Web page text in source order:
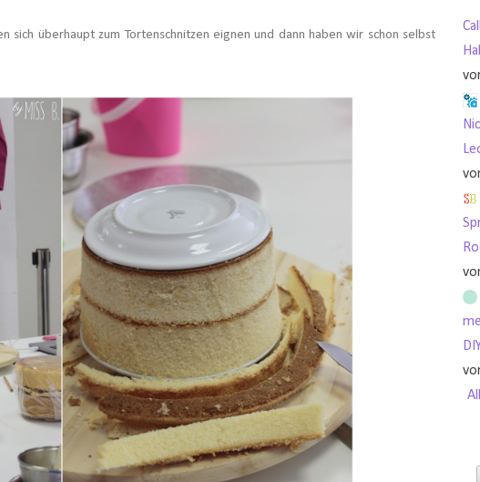
sich überhaupt zum Tortenschnitzen eignen und dann haben wir schon selbst